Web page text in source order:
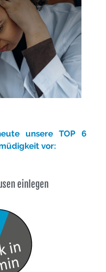
unsere TOP 6
vor:
einlegen